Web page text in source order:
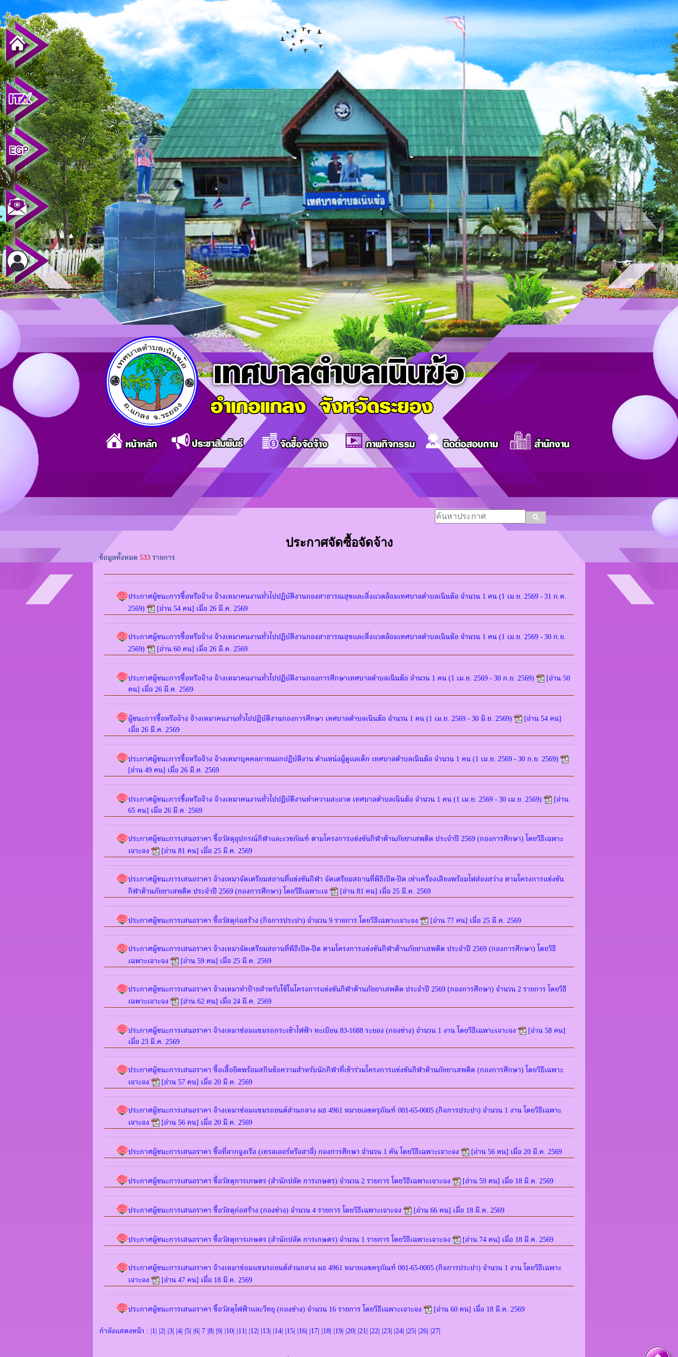
ประกาศจัดซื้อจัดจ้าง
ข้อมูลทั้งหมด 533รายการ
ประกาศผู้ชนะการซื้อหรือจ้าง จ้างเหมาคนงานทั่วไปปฏิบัติงานกองสาธารณสุขและสิ่งแวดล้อมเทศบาลตำบลเนินฆ้อ จำนวน 1 คน (1 เม.ย. 2569 - 31 ก.ค.
2569)
[อ่าน 54 คน] เมื่อ 26 มี.ค. 2569
ประกาศผู้ชนะการซื้อหรือจ้าง จ้างเหมาคนงานทั่วไปปฏิบัติงานกองสาธารณสุขและสิ่งแวดล้อมเทศบาลตำบลเนินฆ้อ จำนวน 1 คน (1 เม.ย. 2569 - 30 ก.ย.
2569)
[อ่าน 60 คน] เมื่อ 26 มี.ค. 2569
ประกาศผู้ชนะการซื้อหรือจ้าง จ้างเหมาคนงานทั่วไปปฏิบัติงานกองการศึกษาเทศบาลตำบลเนินฆ้อ จำนวน 1 คน (1 เม.ย. 2569 - 30 ก.ย. 2569)
[อ่าน 50
คน] เมื่อ 26 มี.ค. 2569
ผู้ชนะการซื้อหรือจ้าง จ้างเหมาคนงานทั่วไปปฏิบัติงานกองการศึกษา เทศบาลตำบลเนินฆ้อ จำนวน 1 คน (1 เม.ย. 2569 - 30 มิ.ย. 2569)
[อ่าน 54 คน]
เมื่อ 26 มี.ค. 2569
ประกาศผู้ชนะการซื้อหรือจ้าง จ้างเหมาบุคคลภายนอกปฏิบัติงาน ตำแหน่งผู้ดูแลเด็ก เทศบาลตำบลเนินฆ้อ จำนวน 1 คน (1 เม.ย. 2569 - 30 ก.ย. 2569)
[อ่าน 49 คน] เมื่อ 26 มี.ค. 2569
ประกาศผู้ชนะการซื้อหรือจ้าง จ้างเหมาคนงานทั่วไปปฏิบัติงานทำความสะอาด เทศบาลตำบลเนินฆ้อ จำนวน 1 คน (1 เม.ย. 2569 - 30 เม.ย. 2569)
[อ่าน
65 คน] เมื่อ 26 มี.ค. 2569
ประกาศผู้ชนะการเสนอราคา ซื้อวัสดุอุปกรณ์กีฬาและเวชภัณฑ์ ตามโครงการแข่งขันกีฬาต้านภัยยาเสพติด ประจำปี 2569 (กองการศึกษา) โดยวิธีเฉพาะ
เจาะจง
[อ่าน 81 คน] เมื่อ 25 มี.ค. 2569
ประกาศผู้ชนะการเสนอราคา จ้างเหมาจัดเตรียมสถานที่แข่งขันกีฬา จัดเตรียมสถานที่พิธีเปิด-ปิด เช่าเครื่องเสียงพร้อมไฟส่องสว่าง ตามโครงการแข่งขัน
กีฬาต้านภัยยาเสพติด ประจำปี 2569 (กองการศึกษา) โดยวิธีเฉพาะเจ
[อ่าน 81 คน] เมื่อ 25 มี.ค. 2569
ประกาศผู้ชนะการเสนอราคา ซื้อวัสดุก่อสร้าง (กิจการประปา) จำนวน 9 รายการ โดยวิธีเฉพาะเจาะจง [อ่าน 77 คน] เมื่อ 25 มี.ค. 2569
ประกาศผู้ชนะการเสนอราคา จ้างเหมาจัดเตรียมสถานที่พิธีเปิด-ปิด ตามโครงการแข่งขันกีฬาต้านภัยยาเสพติด ประจำปี 2569 (กองการศึกษา) โดยวิธี
เฉพาะเจาะจง
[อ่าน 59 คน] เมื่อ 25 มี.ค. 2569
ประกาศผู้ชนะการเสนอราคา จ้างเหมาทำป้ายสำหรับใช้ในโครงการแข่งขันกีฬาต้านภัยยาเสพติด ประจำปี 2569 (กองการศึกษา) จำนวน 2 รายการ โดยวิธี
เฉพาะเจาะจง
[อ่าน 62 คน] เมื่อ 24 มี.ค. 2569
ประกาศผู้ชนะการเสนอราคา จ้างเหมาซ่อมแซมรถกระเช้าไฟฟ้า ทะเบียน 83-1688 ระยอง (กองช่าง) จำนวน 1 งาน โดยวิธีเฉพาะเจาะจง
[อ่าน 58 คน]
เมื่อ 23 มี.ค. 2569
ประกาศผู้ชนะการเสนอราคา ซื้อเสื้อยืดพร้อมสกีนข้อความสำหรับนักกีฬาที่เข้าร่วมโครงการแข่งขันกีฬาต้านภัยยาเสพติด (กองการศึกษา) โดยวิธีเฉพาะ
เจาะจง
[อ่าน 57 คน] เมื่อ 20 มี.ค. 2569
ประกาศผู้ชนะการเสนอราคา จ้างเหมาซ่อมแซมรถยนต์ส่วนกลาง ผธ 4961 หมายเลขครุภัณฑ์ 001-65-0005 (กิจการประปา) จำนวน 1 งาน โดยวิธีเฉพาะ
เจาะจง
[อ่าน 56 คน] เมื่อ 20 มี.ค. 2569
ประกาศผู้ชนะการเสนอราคา ซื้อที่ลากจูงเรือ (เทรลเลอร์หรือสาลี่) กองการศึกษา จำนวน 1 คัน โดยวิธีเฉพาะเจาะจง [อ่าน 56 คน] เมื่อ 20 มี.ค. 2569
ประกาศผู้ชนะการเสนอราคา ซื้อวัสดุการเกษตร (สำนักปลัด การเกษตร) จำนวน 2 รายการ โดยวิธีเฉพาะเจาะจง [อ่าน 59 คน] เมื่อ 18 มี.ค. 2569
ประกาศผู้ชนะการเสนอราคา ซื้อวัสดุก่อสร้าง (กองช่าง) จำนวน 4 รายการ โดยวิธีเฉพาะเจาะจง [อ่าน 66 คน] เมื่อ 18 มี.ค. 2569
ประกาศผู้ชนะการเสนอราคา ซื้อวัสดุการเกษตร (สำนักปลัด การเกษตร) จำนวน 1 รายการ โดยวิธีเฉพาะเจาะจง [อ่าน 74 คน] เมื่อ 18 มี.ค. 2569
ประกาศผู้ชนะการเสนอราคา จ้างเหมาซ่อมแซมรถยนต์ส่วนกลาง ผธ 4961 หมายเลขครุภัณฑ์ 001-65-0005 (กิจการประปา) จำนวน 1 งาน โดยวิธีเฉพาะ
เจาะจง
[อ่าน 47 คน] เมื่อ 18 มี.ค. 2569
ประกาศผู้ชนะการเสนอราคา ซื้อวัสดุไฟฟ้าและวิทยุ (กองช่าง) จำนวน 16 รายการ โดยวิธีเฉพาะเจาะจง
[อ่าน 60 คน] เมื่อ 18 มี.ค. 2569
กำลังแสดงหน้า : |1| |2| |3| |4| |5| |6| 7 |8| |9| |10| |11| |12| |13| |14| |15| |16| |17| |18| |19| |20| |21| |22| |23| |24| |25| |26| |27|